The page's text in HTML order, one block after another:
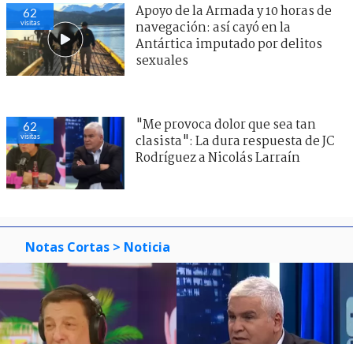
62
visitas
Apoyo de la Armada y 10 horas de
navegación: así cayó en la
Antártica imputado por delitos
sexuales
62
visitas
"Me provoca dolor que sea tan
clasista": La dura respuesta de JC
Rodríguez a Nicolás Larraín
Notas Cortas > Noticia